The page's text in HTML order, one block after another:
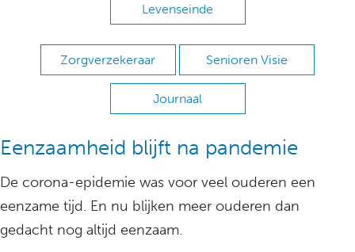
Levenseinde
Zorgverzekeraar Senioren Visie
Journaal
Eenzaamheid blijft na pandemie
De corona-epidemie was voor veel ouderen een
eenzame tijd. En nu blijken meer ouderen dan
gedacht nog altijd eenzaam.